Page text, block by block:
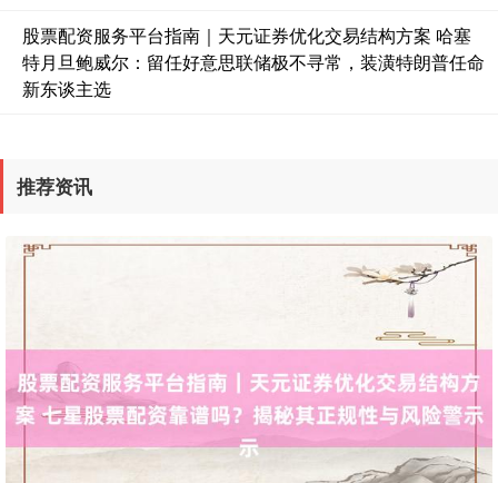
期指IC0 7874.80 +161.40 +2.09%
+0.95%
股票配资服务平台指南｜天元证券优化交易结构方案 哈塞
特月旦鲍威尔：留任好意思联储极不寻常，装潢特朗普任命
新东谈主选
推荐资讯